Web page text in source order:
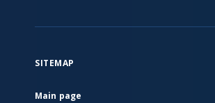
SITEMAP
Main page